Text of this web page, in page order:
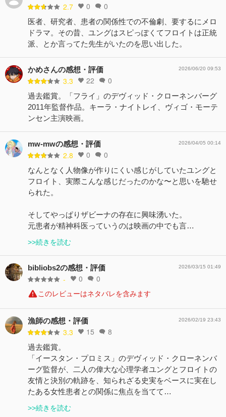
2.7 0 0
医者、研究者、患者の関係性での不倫劇、要するにメロ
ドラマ。その昔、ユングはスピっぽくてフロイトは正統
派、とか言ってた先生がいたのを思い出した。
かめさんの感想・評価
3.3 22 0
2026/06/20 09:53
過去鑑賞。「フライ」のデヴィッド・クローネンバーグ
2011年監督作品。キーラ・ナイトレイ、ヴィゴ・モーテ
ンセン主演映画。
mw-mwの感想・評価
2.8 0 0
2026/04/05 00:14
なんとなく人物像が作りにくい感じがしていたユングと
フロイト、実際こんな感じだったのかな〜と思いを馳せ
られた。
そしてやっぱりザビーナの存在に興味湧いた。
元患者が精神科医っていうのは映画の中でも言…
>>続きを読む
bibliobs2の感想・評価
- 0 0
2026/03/15 01:49
このレビューはネタバレを含みます
漁師の感想・評価
3.3 15 8
2026/02/19 23:43
過去鑑賞。
「イースタン・プロミス」のデヴィッド・クローネンバ
ーグ監督が、二人の偉大な心理学者ユングとフロイトの
友情と決別の軌跡を、知られざる史実をベースに実在し
たある女性患者との関係に焦点を当てて…
>>続きを読む